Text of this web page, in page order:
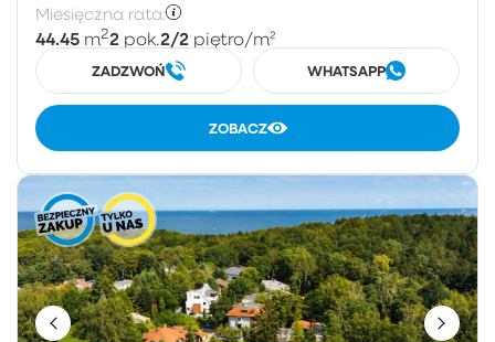
Miesięczna rata:
44.45 m22 pok.2/2 piętro/m²
ZADZWOŃ WHATSAPP
ZOBACZ